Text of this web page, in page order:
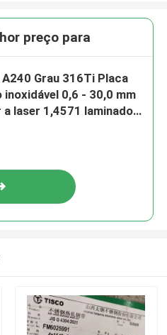
preço para
Grau 316Ti Placa
inoxidável 0,6 - 30,0 mm
laser 1,4571 laminado a